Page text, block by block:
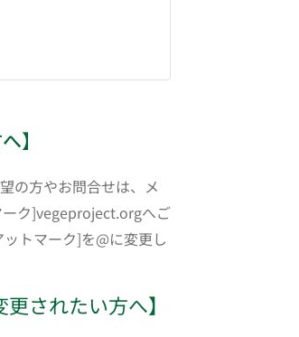
】
の方やお問合せは、メ
ク]vegeproject.orgへご
トマーク]を@に変更し
更されたい方へ】